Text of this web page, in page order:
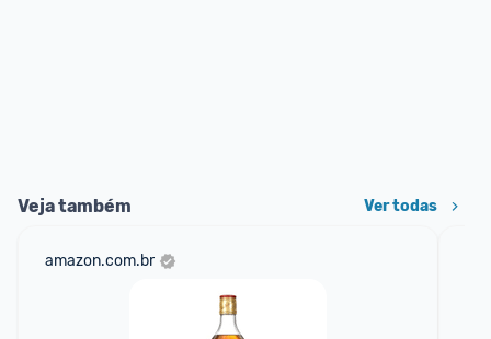
Veja também Ver todas
amazon.com.br